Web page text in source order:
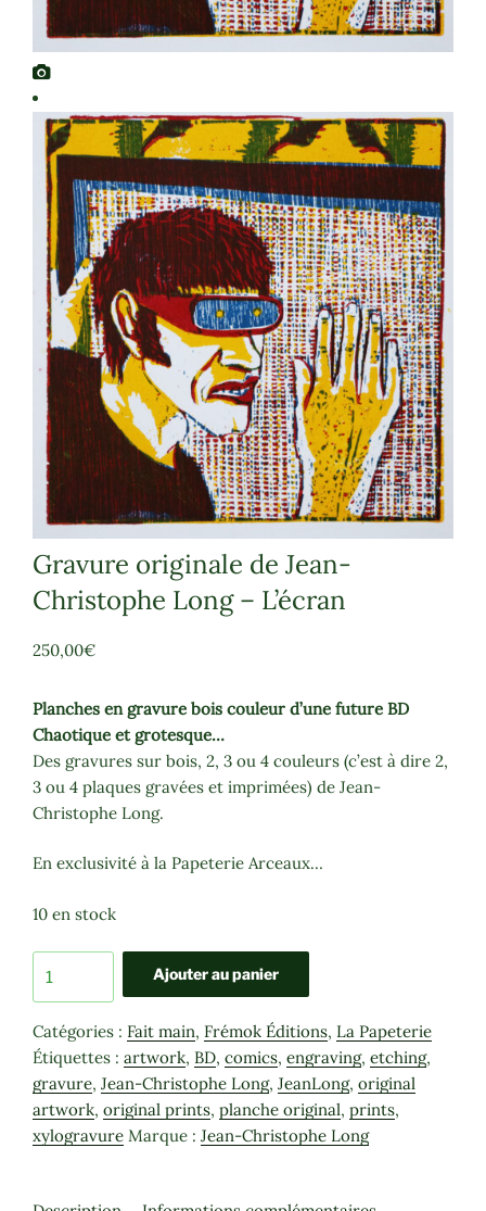
Gravure originale de Jean-
Christophe Long – L’écran
250,00€
Planches en gravure bois couleur d’une future BD
Chaotique et grotesque…
Des gravures sur bois, 2, 3 ou 4 couleurs (c’est à dire 2,
3 ou 4 plaques gravées et imprimées) de Jean-
Christophe Long.
En exclusivité à la Papeterie Arceaux…
10 en stock
de
originale
de
Jean-
Christophe
Long
Ajouter au panier
Catégories : Fait main, Frémok Éditions, La Papeterie
Étiquettes : artwork, BD, comics, engraving, etching,
gravure, Jean-Christophe Long, JeanLong, original
artwork, original prints, planche original, prints,
xylogravure Marque : Jean-Christophe Long